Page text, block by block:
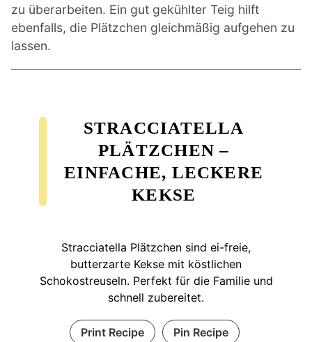
zu überarbeiten. Ein gut gekühlter Teig hilft
ebenfalls, die Plätzchen gleichmäßig aufgehen zu
lassen.
STRACCIATELLA
PLÄTZCHEN –
EINFACHE, LECKERE
KEKSE
Stracciatella Plätzchen sind ei-freie,
butterzarte Kekse mit köstlichen
Schokostreuseln. Perfekt für die Familie und
schnell zubereitet.
Print Recipe Pin Recipe